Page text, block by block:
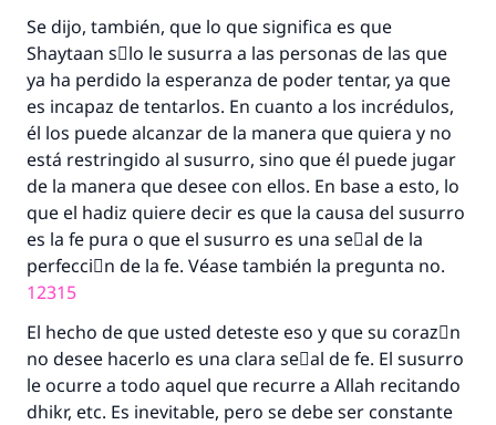
Se dijo, también, que lo que significa es que
Shaytaan sَlo le susurra a las personas de las que
ya ha perdido la esperanza de poder tentar, ya que
es incapaz de tentarlos. En cuanto a los incrédulos,
él los puede alcanzar de la manera que quiera y no
está restringido al susurro, sino que él puede jugar
de la manera que desee con ellos. En base a esto, lo
que el hadiz quiere decir es que la causa del susurro
es la fe pura o que el susurro es una seٌal de la
perfecciَn de la fe. Véase también la pregunta no.
12315
El hecho de que usted deteste eso y que su corazَn
no desee hacerlo es una clara seٌal de fe. El susurro
le ocurre a todo aquel que recurre a Allah recitando
dhikr, etc. Es inevitable, pero se debe ser constante